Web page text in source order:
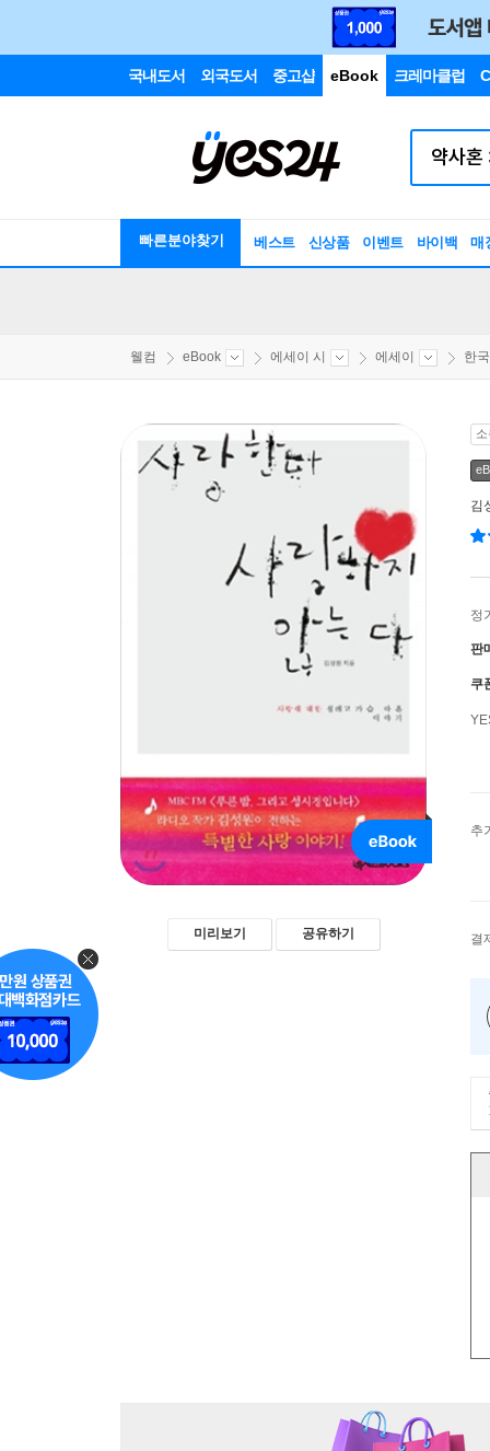
국내도서 외국도서 중고샵 eBook 크레마클럽
빠른분야찾기 베스트 신상품 이벤트 바이백 매
웰컴 eBook 에세이 시 에세이 한
미리보기 공유하기
김
정
판
쿠
추
결